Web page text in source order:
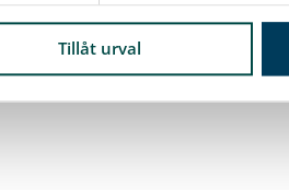
Tillåt urval